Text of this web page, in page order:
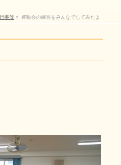
行事等 » 運動会の練習をみんなでしてみたよ